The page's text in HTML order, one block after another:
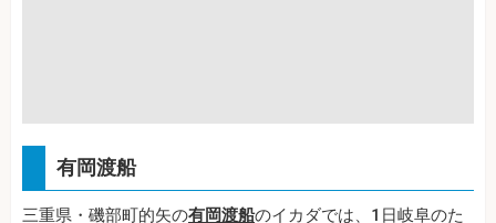
有岡渡船
三重県・磯部町的矢の有岡渡船のイカダでは、1日岐阜のた